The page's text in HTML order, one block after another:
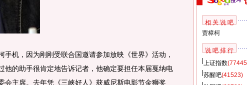
机，因为刚刚受联合国邀请参加放映《世界》活动，
他的助手很肯定地告诉记者，他确定要担任本届戛纳电
会主席。去年凭《三峡好人》获威尼斯电影节金狮奖
相 关 说 吧
贾樟柯
说 吧 排 行
上证指数
苏醒吧(41523)